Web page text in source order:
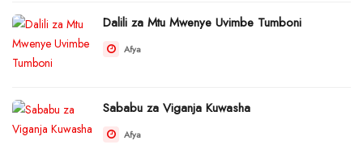
Dalili za Mtu Mwenye Uvimbe Tumboni
Afya
Sababu za Viganja Kuwasha
Afya